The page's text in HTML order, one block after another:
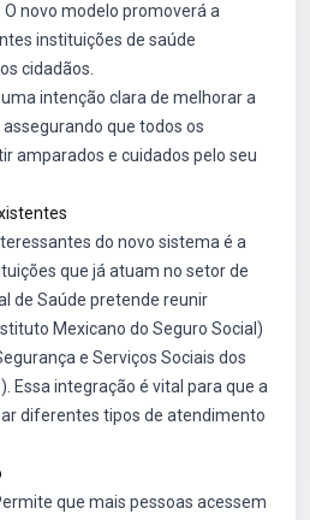
: O novo modelo promoverá a
instituições de saúde
cidadãos.
intenção clara de melhorar a
que todos os
amparados e cuidados pelo seu
do novo sistema é a
que já atuam no setor de
de Saúde pretende reunir
Mexicano do Seguro Social)
e Serviços Sociais dos
Essa integração é vital para que a
diferentes tipos de atendimento
que mais pessoas acessem